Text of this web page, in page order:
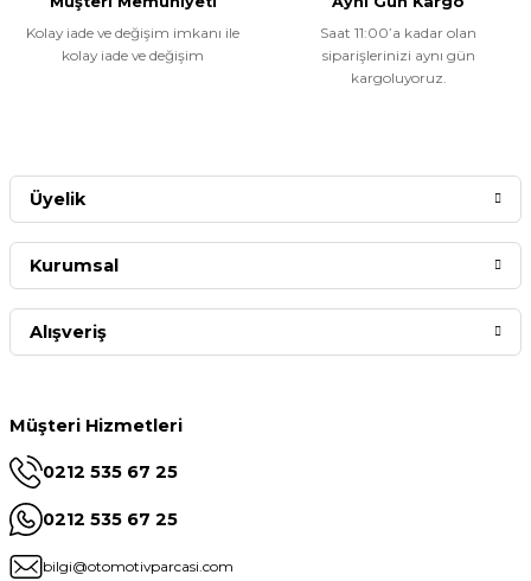
Kolay iade ve değişim imkanı ile
kolay iade ve değişim
Saat 11:00’a kadar olan
siparişlerinizi aynı gün
kargoluyoruz.
Müşteri Hizmetleri
0212 535 67 25
0212 535 67 25
bilgi@otomotivparcasi.com
Üyelik
Kurumsal
Alışveriş